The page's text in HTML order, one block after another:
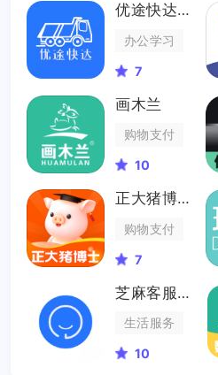
优途快达司机
办公学习
7
画木兰
购物支付
10
正大猪博士
购物支付
7
芝麻客服助手
生活服务
10